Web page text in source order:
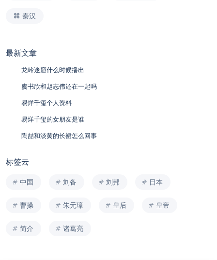
秦汉
最新文章
龙岭迷窟什么时候播出
虞书欣和赵志伟还在一起吗
易烊千玺个人资料
易烊千玺的女朋友是谁
陶喆和淡黄的长裙怎么回事
标签云
中国 刘备 刘邦 日本
曹操 朱元璋 皇后 皇帝
简介 诸葛亮